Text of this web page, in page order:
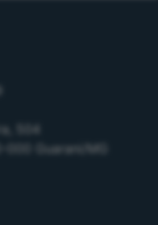
504
Guarani/MG